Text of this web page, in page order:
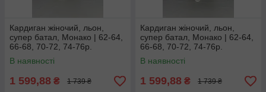
Кардиган жіночий, льон,
супер батал, Монако | 62-64,
66-68, 70-72, 74-76р.
В наявності
1 599,88 ₴ 1 739 ₴
Кардиган жіночий, льон,
супер батал, Монако | 62-64,
66-68, 70-72, 74-76р.
В наявності
1 599,88 ₴ 1 739 ₴